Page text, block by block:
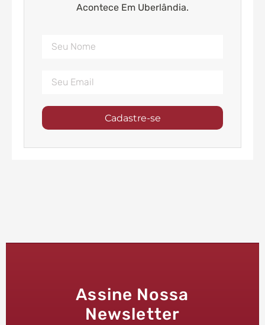
Acontece Em Uberlândia.
Cadastre-se
Assine Nossa
Newsletter